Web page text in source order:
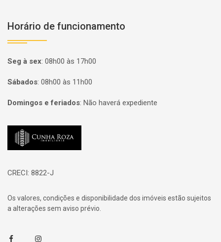
Horário de funcionamento
Seg à sex: 08h00 às 17h00
Sábados: 08h00 às 11h00
Domingos e feriados: Não haverá expediente
Página inicial
CRECI: 8822-J
Os valores, condições e disponibilidade dos imóveis estão sujeitos
a alterações sem aviso prévio.
FacebookInstagram